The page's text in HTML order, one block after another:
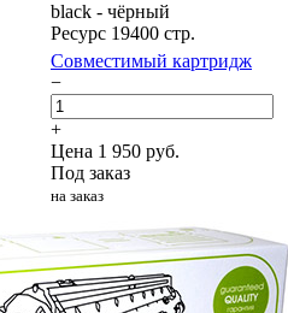
black - чёрный
Ресурс 19400 стр.
Совместимый картридж
−
+
Цена 1 950 руб.
Под заказ
на заказ